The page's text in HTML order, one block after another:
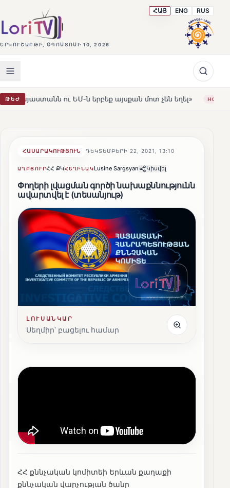
ԵՐԿՈՒՇԱԲԹԻ, ՕԳՈՍՏՈՍԻ 10, 2026
ՀԱՅ ENG RUS
ԹԵԺ
ԵՄ-ն երբեք այսքան մոտ չեն եղել» HOT Լեռնահովիտի
ՀԱՍԱՐԱԿՈՒԹՅՈՒՆ ԴԵԿՏԵՄԲԵՐԻ 22, 2021, 13:10
ԱՂԲՅՈՒՐՀՀ ՔԿՀԵՂԻՆԱԿLusine Sargsyan Կիսվել
Փողերի լվացման գործի նախաքննությունն
ավարտվել է (տեսանյութ)
ԼՈՒՍԱՆԿԱՐ
Սեղմիր՝ բացելու համար
ՀՀ քննչական կոմիտեի Երևան քաղաքի
քննչական վարչության ծանր